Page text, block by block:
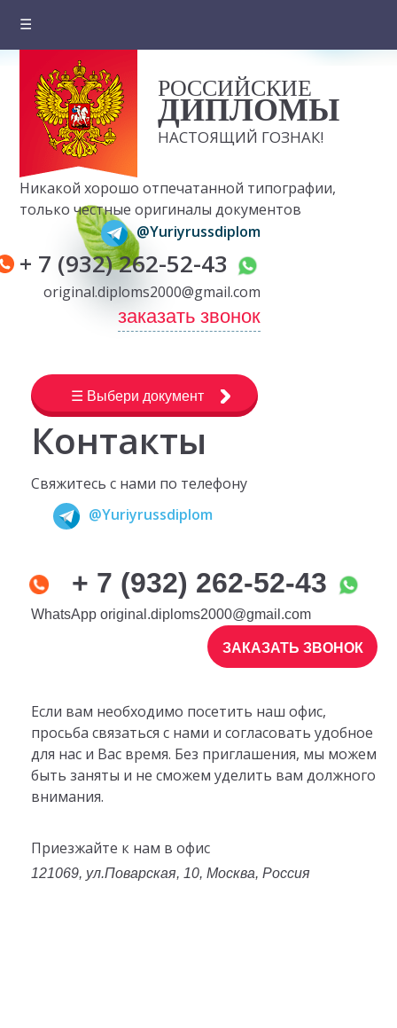
☰
О компании
Цены на документы
Вопросы и ответы
Отзывы клиентов
Оплата и доставка
Контакты
РОССИЙСКИЕ
ДИПЛОМЫ
НАСТОЯЩИЙ ГОЗНАК!
Никакой хорошо отпечатанной типографии,
только честные оригиналы документов
@Yuriyrussdiplom
+ 7 (932) 262-52-43
original.diploms2000@gmail.com
заказать звонок
☰ Выбери документ
Контакты
Свяжитесь с нами по телефону
@Yuriyrussdiplom
+ 7 (932) 262-52-43
WhatsApp original.diploms2000@gmail.com
ЗАКАЗАТЬ ЗВОНОК
Если вам необходимо посетить наш офис,
просьба связаться с нами и согласовать удобное
для нас и Вас время. Без приглашения, мы можем
быть заняты и не сможем уделить вам должного
внимания.
Приезжайте к нам в офис
121069, ул.Поварская, 10, Москва, Россия